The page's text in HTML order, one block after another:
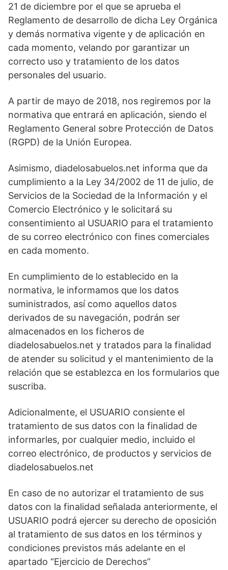
21 de diciembre por el que se aprueba el
Reglamento de desarrollo de dicha Ley Orgánica
y demás normativa vigente y de aplicación en
cada momento, velando por garantizar un
correcto uso y tratamiento de los datos
personales del usuario.
A partir de mayo de 2018, nos regiremos por la
normativa que entrará en aplicación, siendo el
Reglamento General sobre Protección de Datos
(RGPD) de la Unión Europea.
Asimismo, diadelosabuelos.net informa que da
cumplimiento a la Ley 34/2002 de 11 de julio, de
Servicios de la Sociedad de la Información y el
Comercio Electrónico y le solicitará su
consentimiento al USUARIO para el tratamiento
de su correo electrónico con fines comerciales
en cada momento.
En cumplimiento de lo establecido en la
normativa, le informamos que los datos
suministrados, así como aquellos datos
derivados de su navegación, podrán ser
almacenados en los ficheros de
diadelosabuelos.net y tratados para la finalidad
de atender su solicitud y el mantenimiento de la
relación que se establezca en los formularios que
suscriba.
Adicionalmente, el USUARIO consiente el
tratamiento de sus datos con la finalidad de
informarles, por cualquier medio, incluido el
correo electrónico, de productos y servicios de
diadelosabuelos.net
En caso de no autorizar el tratamiento de sus
datos con la finalidad señalada anteriormente, el
USUARIO podrá ejercer su derecho de oposición
al tratamiento de sus datos en los términos y
condiciones previstos más adelante en el
apartado “Ejercicio de Derechos”